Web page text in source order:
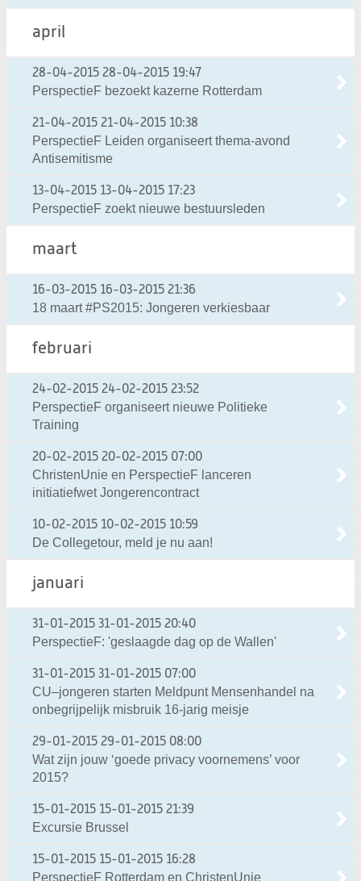
april
28-04-2015 28-04-2015 19:47
PerspectieF bezoekt kazerne Rotterdam
21-04-2015 21-04-2015 10:38
PerspectieF Leiden organiseert thema-avond
Antisemitisme
13-04-2015 13-04-2015 17:23
PerspectieF zoekt nieuwe bestuursleden
maart
16-03-2015 16-03-2015 21:36
18 maart #PS2015: Jongeren verkiesbaar
februari
24-02-2015 24-02-2015 23:52
PerspectieF organiseert nieuwe Politieke
Training
20-02-2015 20-02-2015 07:00
ChristenUnie en PerspectieF lanceren
initiatiefwet Jongerencontract
10-02-2015 10-02-2015 10:59
De Collegetour, meld je nu aan!
januari
31-01-2015 31-01-2015 20:40
PerspectieF: 'geslaagde dag op de Wallen'
31-01-2015 31-01-2015 07:00
CU–jongeren starten Meldpunt Mensenhandel na
onbegrijpelijk misbruik 16-jarig meisje
29-01-2015 29-01-2015 08:00
Wat zijn jouw ‘goede privacy voornemens’ voor
2015?
15-01-2015 15-01-2015 21:39
Excursie Brussel
15-01-2015 15-01-2015 16:28
PerspectieF Rotterdam en ChristenUnie